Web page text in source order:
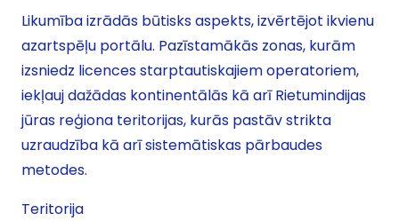
Likumība izrādās būtisks aspekts, izvērtējot ikvienu
azartspēļu portālu. Pazīstamākās zonas, kurām
izsniedz licences starptautiskajiem operatoriem,
iekļauj dažādas kontinentālās kā arī Rietumindijas
jūras reģiona teritorijas, kurās pastāv strikta
uzraudzība kā arī sistemātiskas pārbaudes
metodes.
Teritorija